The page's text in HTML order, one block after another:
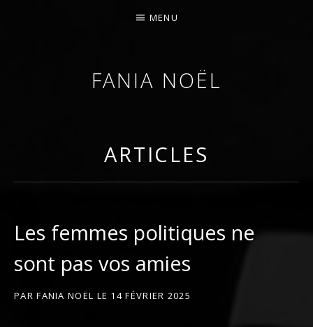
FANIA NOËL
MENU
ARTICLES
Les femmes politiques ne
sont pas vos amies
PARFANIA NOËL LE 14 FÉVRIER 2025